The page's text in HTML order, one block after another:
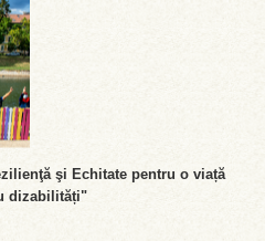
şi Echitate pentru o viață
dizabilități"